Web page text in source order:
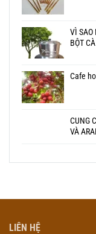
LIÊN HỆ
VÌ SAO
BỘT
Cafe
CUNG
VÀ